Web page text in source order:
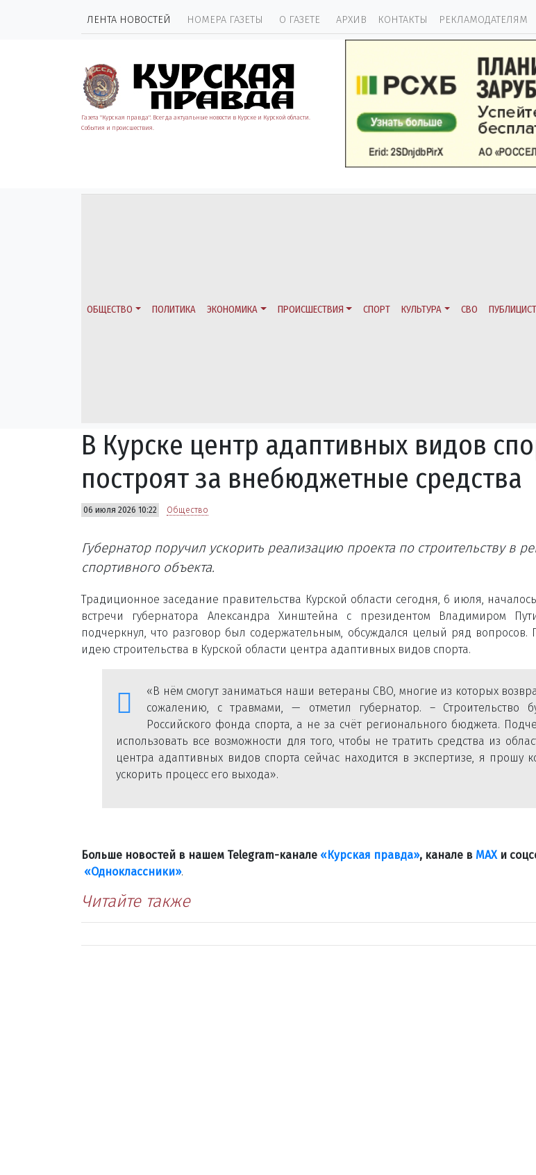
ЛЕНТА НОВОСТЕЙ НОМЕРА ГАЗЕТЫ О ГАЗЕТЕ АРХИВ КОНТАКТЫ РЕКЛАМОДАТЕЛЯМ
Газета "Курская правда". Всегда актуальные новости в Курске и Курской области.
События и происшествия.
ОБЩЕСТВО ПОЛИТИКА ЭКОНОМИКА ПРОИСШЕСТВИЯ СПОРТ КУЛЬТУРА СВО
В Курске центр адаптивных видов
построят за внебюджетные средства
06 июля 2026 10:22 Общество
Губернатор поручил ускорить реализацию проекта по строительству в
спортивного объекта.
Традиционное заседание правительства Курской области сегодня, 6 июля,
встречи губернатора Александра Хинштейна с президентом Владимиром
подчеркнул, что разговор был содержательным, обсуждался целый ряд вопросов.
идею строительства в Курской области центра адаптивных видов спорта.
«В нём смогут заниматься наши ветераны СВО, многие из которых
сожалению, с травмами, — отметил губернатор. – Строительство
Российского фонда спорта, а не за счёт регионального бюджета.
использовать все возможности для того, чтобы не тратить средства из
центра адаптивных видов спорта сейчас находится в экспертизе, я прошу
ускорить процесс его выхода».
Больше новостей в нашем Telegram-канале «Курская правда», канале в МАХ и
«Одноклассники».
Читайте также